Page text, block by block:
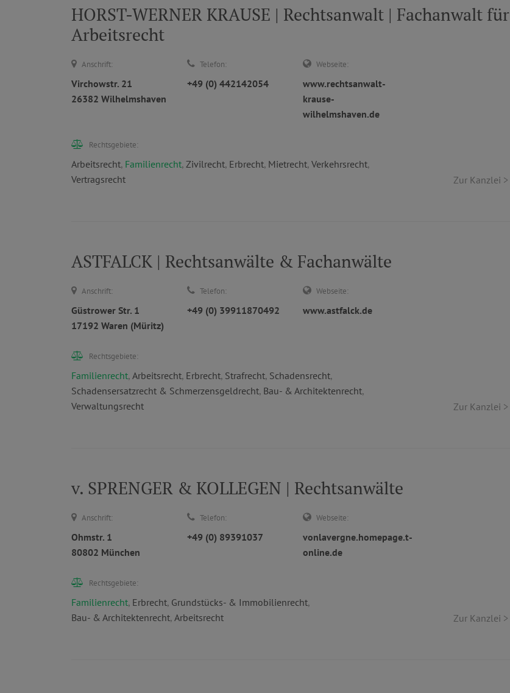
HORST-WERNER KRAUSE | Rechtsanwalt | Fachanwalt für
Arbeitsrecht
Anschrift:
Virchowstr. 21
26382 Wilhelmshaven
Telefon:
+49 (0) 442142054
Webseite:
www.rechtsanwalt-
krause-
wilhelmshaven.de
Rechtsgebiete:
Arbeitsrecht, Familienrecht, Zivilrecht, Erbrecht, Mietrecht, Verkehrsrecht,
Vertragsrecht
Zur Kanzlei >
ASTFALCK | Rechtsanwälte & Fachanwälte
Anschrift:
Güstrower Str. 1
17192 Waren (Müritz)
Telefon:
+49 (0) 39911870492
Webseite:
www.astfalck.de
Rechtsgebiete:
Familienrecht, Arbeitsrecht, Erbrecht, Strafrecht, Schadensrecht,
Schadensersatzrecht & Schmerzensgeldrecht, Bau- & Architektenrecht,
Verwaltungsrecht
Zur Kanzlei >
v. SPRENGER & KOLLEGEN | Rechtsanwälte
Anschrift:
Ohmstr. 1
80802 München
Telefon:
+49 (0) 89391037
Webseite:
vonlavergne.homepage.t-
online.de
Rechtsgebiete:
Familienrecht, Erbrecht, Grundstücks- & Immobilienrecht,
Bau- & Architektenrecht, Arbeitsrecht Zur Kanzlei >